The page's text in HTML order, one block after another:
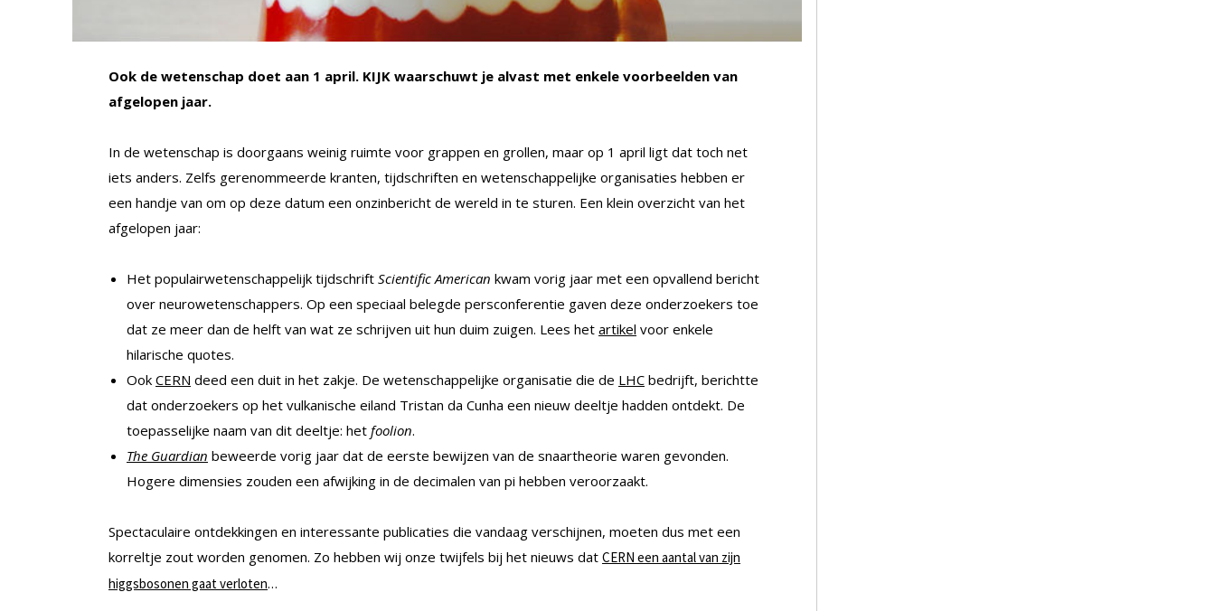
Ook de wetenschap doet aan 1 april. KIJK waarschuwt je alvast met enkele voorbeelden van
afgelopen jaar.
In de wetenschap is doorgaans weinig ruimte voor grappen en grollen, maar op 1 april ligt dat toch net
iets anders. Zelfs gerenommeerde kranten, tijdschriften en wetenschappelijke organisaties hebben er
een handje van om op deze datum een onzinbericht de wereld in te sturen. Een klein overzicht van het
afgelopen jaar:
Het populairwetenschappelijk tijdschrift Scientific American kwam vorig jaar met een opvallend bericht
over neurowetenschappers. Op een speciaal belegde persconferentie gaven deze onderzoekers toe
dat ze meer dan de helft van wat ze schrijven uit hun duim zuigen. Lees het artikel voor enkele
hilarische quotes.
Ook CERN deed een duit in het zakje. De wetenschappelijke organisatie die de LHC bedrijft, berichtte
dat onderzoekers op het vulkanische eiland Tristan da Cunha een nieuw deeltje hadden ontdekt. De
toepasselijke naam van dit deeltje: het foolion.
The Guardian beweerde vorig jaar dat de eerste bewijzen van de snaartheorie waren gevonden.
Hogere dimensies zouden een afwijking in de decimalen van pi hebben veroorzaakt.
Spectaculaire ontdekkingen en interessante publicaties die vandaag verschijnen, moeten dus met een
korreltje zout worden genomen. Zo hebben wij onze twijfels bij het nieuws dat CERN een aantal van zijn
higgsbosonen gaat verloten…